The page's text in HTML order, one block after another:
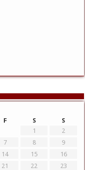
F S
S
1
2
7 8
9
14 15
16
21 22
23